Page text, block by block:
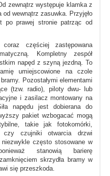
zewnątrz występuje klamka z
wewnątrz zasuwka. Przyjęło
po prawej stronie patrząc od
częściej zastępowana
Kompletny zespół
napęd z szyną jezdną. To
umiejscowione na czole
Pozostałymi elementami
(tzw. radio), piloty dwu- lub
i zasilacz montowany na
napędu jest dobierana do
pakiet wzbogacać mogą
takie jak fotokomórki,
czy czujniki otwarcia drzwi
często stosowane w
stanowią barierę
skrzydła bramy w
się przeszkoda.